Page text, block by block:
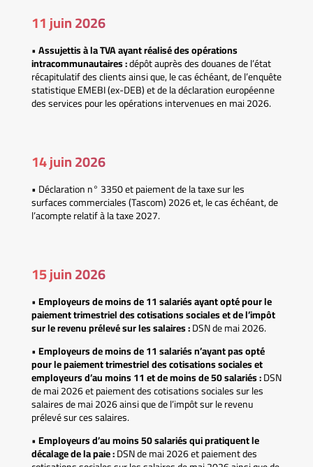
11 juin 2026
•Assujettis à la TVA ayant réalisé des opérations
intracommunautaires :dépôt auprès des douanes de l’état
récapitulatif des clients ainsi que, le cas échéant, de l’enquête
statistique EMEBI (ex-DEB) et de la déclaration européenne
des services pour les opérations intervenues en mai 2026.
14 juin 2026
• Déclaration n° 3350 et paiement de la taxe sur les
surfaces commerciales (Tascom) 2026 et, le cas échéant, de
l’acompte relatif à la taxe 2027.
15 juin 2026
•Employeurs de moins de 11 salariés ayant opté pour le
paiement trimestriel des cotisations sociales et de l’impôt
sur le revenu prélevé sur les salaires :DSN de mai 2026.
•Employeurs de moins de 11 salariés n’ayant pas opté
pour le paiement trimestriel des cotisations sociales et
employeurs d’au moins 11 et de moins de 50 salariés :DSN
de mai 2026 et paiement des cotisations sociales sur les
salaires de mai 2026 ainsi que de l’impôt sur le revenu
prélevé sur ces salaires.
•Employeurs d’au moins 50 salariés qui pratiquent le
décalage de la paie :DSN de mai 2026 et paiement des